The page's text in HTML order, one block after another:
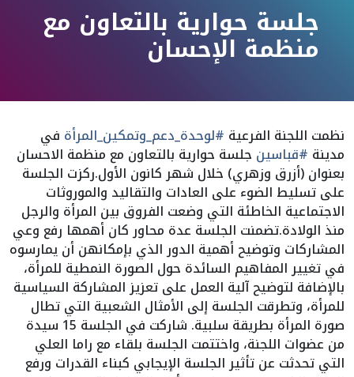
جلسة حوارية بالتعاون مع
منظمة الإحسان
نظمت اللجنة الفرعية #لوحدة_دعم_وتمكين_المرأة في
مدينة #قباسين جلسة حوارية بالتعاون مع منظمة الاحسان
بعنوان (أزرق وزهري) خلال شهر كانون الأول.ركزت الجلسة
على تسليط الضوء على العادات والتقاليد والموروثات
الاجتماعية الخاطئة التي وضعت الفروق بين المرأة والرجل
منذ الولادة.تضمنت الجلسة عدة محاور كان أهمها رفع وعي
المشاركات وتوضيح أهمية الدور الذي بإمكانهن أن يمارسوه
في تغيير المفاهيم السائدة حول الصورة النمطية للمرأة،
بالإضافة لتوضيح آلية العمل على تعزيز المشاركة السياسية
للمرأة، وتطرقت الجلسة إلى الأمثال الشعبية التي تطال
صورة المرأة بطريقة سلبية. شاركت في الجلسة 15 سيدة
من عضوات اللجنة، واختتمت الجلسة بلقاء مع راما العلي
التي تحدثت عن تأثير الجلسة الإيجابي كبناء القدرات ورفع